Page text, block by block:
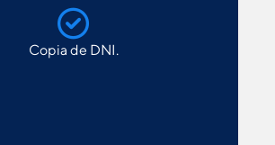
Copia de DNI.